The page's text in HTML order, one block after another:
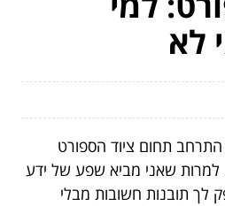
לא
התרחב תחום ציוד הספורט
למרות שאני מביא שפע של ידע
לך תובנות חשובות מבלי